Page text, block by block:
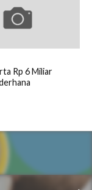
Rp 6 Miliar